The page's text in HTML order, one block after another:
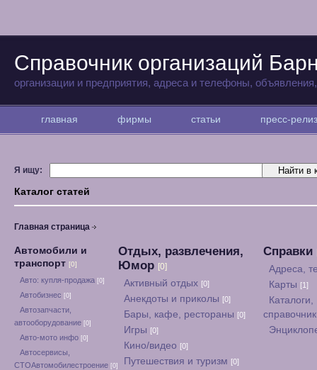
Справочник организаций
организации и предприятия, адреса и телефоны,
главная фирмы статьи пресс-
Я ищу:
Каталог статей
Главная страница
Автомобили и
транспорт [0]
Авто: купля-продажа [0]
Автобизнес [0]
Автозапчасти,
автооборудование [0]
Авто-мото инфо [0]
Автосервисы,
СТОАвтомобилестроение [0]
Отдых, развлечения,
Юмор [0]
Активный отдых [0]
Анекдоты и приколы [0]
Бары, кафе, рестораны [0]
Игры [0]
Кино/видео [0]
Путешествия и туризм [0]
Справки
Адреса,
Карты [1]
Каталоги,